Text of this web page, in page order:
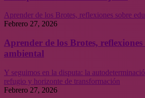
Aprender de los Brotes, reflexiones sobre
Febrero 27, 2026
Aprender de los Brotes, reflexiones
ambiental
Y seguimos en la disputa: la
refugio y horizonte de transformación
Febrero 27, 2026